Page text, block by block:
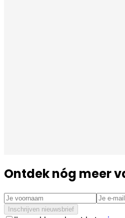
Ontdek nóg meer
Inschrijven nieuwsbrief